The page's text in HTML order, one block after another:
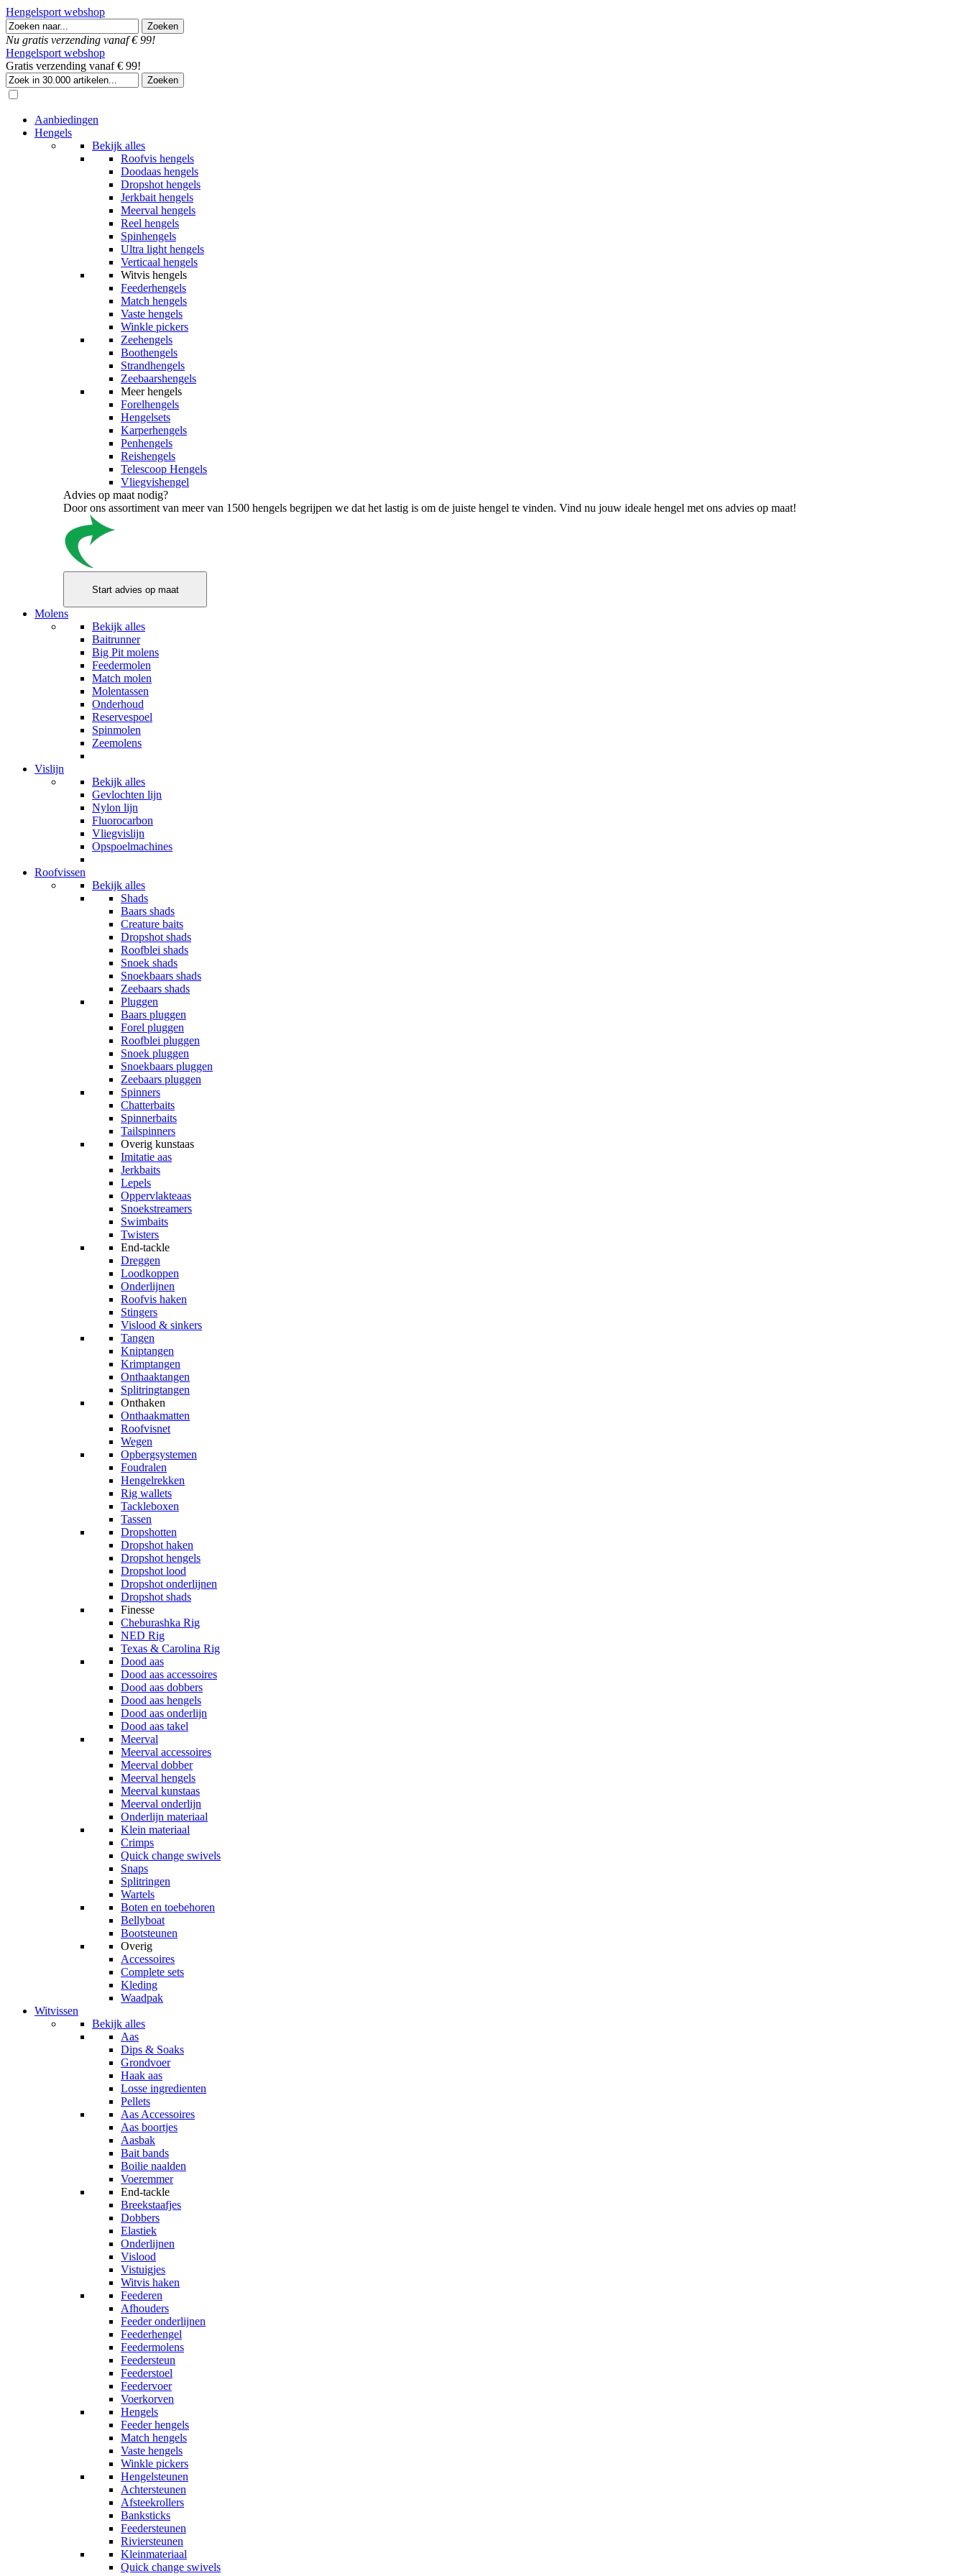
Hengelsport webshop
Nu gratis verzending vanaf € 99!
Hengelsport webshop
Gratis verzending vanaf € 99!
Aanbiedingen
Hengels
Bekijk alles
Roofvis hengels
Doodaas hengels
Dropshot hengels
Jerkbait hengels
Meerval hengels
Reel hengels
Spinhengels
Ultra light hengels
Verticaal hengels
Witvis hengels
Feederhengels
Match hengels
Vaste hengels
Winkle pickers
Zeehengels
Boothengels
Strandhengels
Zeebaarshengels
Meer hengels
Forelhengels
Hengelsets
Karperhengels
Penhengels
Reishengels
Telescoop Hengels
Vliegvishengel
Advies op maat nodig?
Door ons assortiment van meer van 1500 hengels begrijpen we dat het lastig is om de juiste hengel te vinden. Vind nu jouw ideale hengel met ons advies op maat!
Molens
Bekijk alles
Baitrunner
Big Pit molens
Feedermolen
Match molen
Molentassen
Onderhoud
Reservespoel
Spinmolen
Zeemolens
Vislijn
Bekijk alles
Gevlochten lijn
Nylon lijn
Fluorocarbon
Vliegvislijn
Opspoelmachines
Roofvissen
Bekijk alles
Shads
Baars shads
Creature baits
Dropshot shads
Roofblei shads
Snoek shads
Snoekbaars shads
Zeebaars shads
Pluggen
Baars pluggen
Forel pluggen
Roofblei pluggen
Snoek pluggen
Snoekbaars pluggen
Zeebaars pluggen
Spinners
Chatterbaits
Spinnerbaits
Tailspinners
Overig kunstaas
Imitatie aas
Jerkbaits
Lepels
Oppervlakteaas
Snoekstreamers
Swimbaits
Twisters
End-tackle
Dreggen
Loodkoppen
Onderlijnen
Roofvis haken
Stingers
Vislood & sinkers
Tangen
Kniptangen
Krimptangen
Onthaaktangen
Splitringtangen
Onthaken
Onthaakmatten
Roofvisnet
Wegen
Opbergsystemen
Foudralen
Hengelrekken
Rig wallets
Tackleboxen
Tassen
Dropshotten
Dropshot haken
Dropshot hengels
Dropshot lood
Dropshot onderlijnen
Dropshot shads
Finesse
Cheburashka Rig
NED Rig
Texas & Carolina Rig
Dood aas
Dood aas accessoires
Dood aas dobbers
Dood aas hengels
Dood aas onderlijn
Dood aas takel
Meerval
Meerval accessoires
Meerval dobber
Meerval hengels
Meerval kunstaas
Meerval onderlijn
Onderlijn materiaal
Klein materiaal
Crimps
Quick change swivels
Snaps
Splitringen
Wartels
Boten en toebehoren
Bellyboat
Bootsteunen
Overig
Accessoires
Complete sets
Kleding
Waadpak
Witvissen
Bekijk alles
Aas
Dips & Soaks
Grondvoer
Haak aas
Losse ingredienten
Pellets
Aas Accessoires
Aas boortjes
Aasbak
Bait bands
Boilie naalden
Voeremmer
End-tackle
Breekstaafjes
Dobbers
Elastiek
Onderlijnen
Vislood
Vistuigjes
Witvis haken
Feederen
Afhouders
Feeder onderlijnen
Feederhengel
Feedermolens
Feedersteun
Feederstoel
Feedervoer
Voerkorven
Hengels
Feeder hengels
Match hengels
Vaste hengels
Winkle pickers
Hengelsteunen
Achtersteunen
Afsteekrollers
Banksticks
Feedersteunen
Riviersteunen
Kleinmateriaal
Quick change swivels